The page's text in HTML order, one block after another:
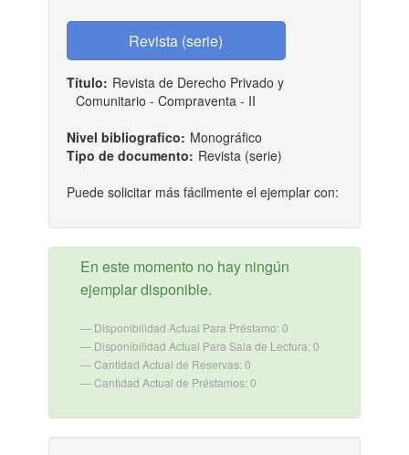
Título: Revista de Derecho Privado y
Comunitario - Compraventa - II
Nivel bibliografico: Monográfico
Tipo de documento: Revista (serie)
Puede solicitar más fácilmente el ejemplar con:
En este momento no hay ningún
ejemplar disponible.
Disponibilidad Actual Para Préstamo: 0
Disponibilidad Actual Para Sala de Lectura: 0
Cantidad Actual de Reservas: 0
Cantidad Actual de Préstamos: 0